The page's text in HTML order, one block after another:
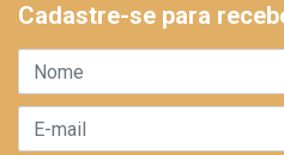
Cadastre-se para